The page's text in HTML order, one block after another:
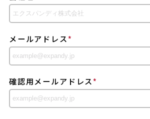
メールアドレス*
確認用メールアドレス*